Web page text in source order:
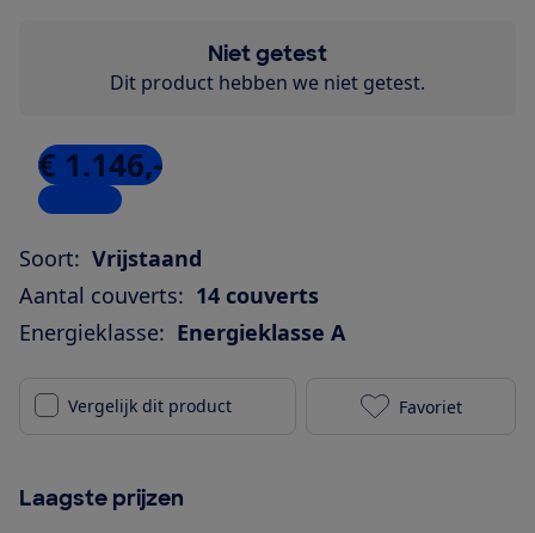
Niet getest
Dit product hebben we niet getest.
€ 1.146,-
4 winkels
Soort: Vrijstaand
Aantal couverts: 14 couverts
Energieklasse: Energieklasse A
Vergelijk dit product Miele G 7233
Favoriet
Laagste prijzen